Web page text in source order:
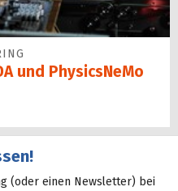
und PhysicsNeMo
(oder einen Newsletter) bei